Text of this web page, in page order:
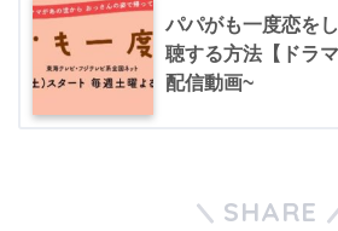
パパがも一度恋を
聴する方法【ドラ
配信動画~
SHARE